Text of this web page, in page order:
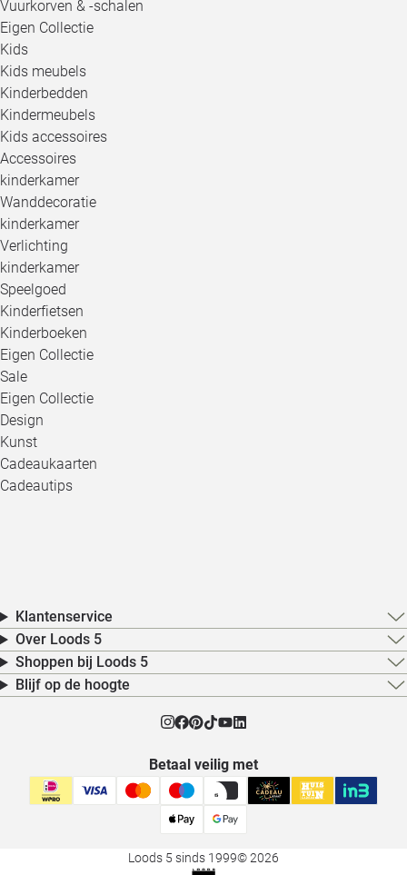
Vuurkorven & -schalen
Eigen Collectie
Kids
Kids meubels
Kinderbedden
Kindermeubels
Kids accessoires
Accessoires
kinderkamer
Wanddecoratie
kinderkamer
Verlichting
kinderkamer
Speelgoed
Kinderfietsen
Kinderboeken
Eigen Collectie
Sale
Eigen Collectie
Design
Kunst
Cadeaukaarten
Cadeautips
Klantenservice
Over Loods 5
Shoppen bij Loods 5
Blijf op de hoogte
Betaal veilig met
Loods 5 sinds 1999© 2026